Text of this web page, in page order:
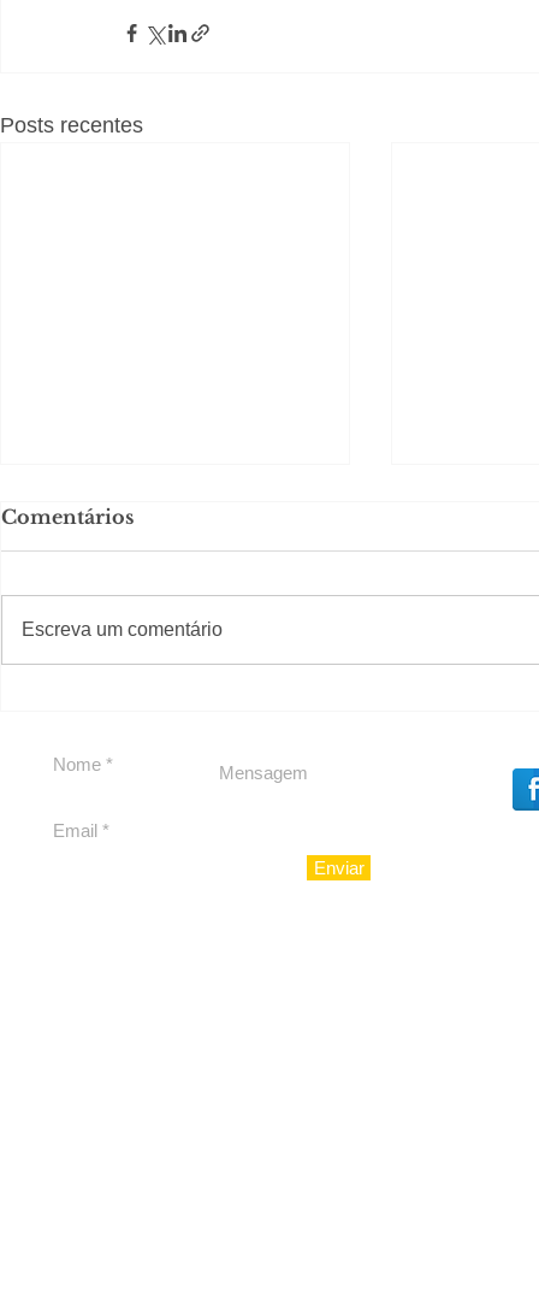
Posts recentes
reforçam apoio a
Cláudio Mitidieri
Comentários
Escreva um comentário
#Sugestões
Enviar